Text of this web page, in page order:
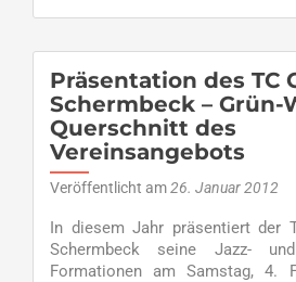
Präsentation des TC
Schermbeck – Grün-
Querschnitt des
Vereinsangebots
Veröffentlicht am26. Januar 2012
In diesem Jahr präsentiert der
Schermbeck seine Jazz-
Formationen am Samstag, 4.